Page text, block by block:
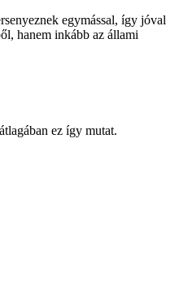
egymással, így jóval
hanem inkább az állami
ez így mutat.